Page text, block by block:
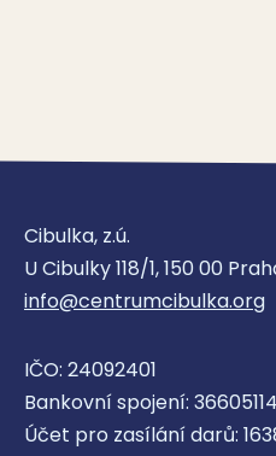
Cibulka, z.ú.
U Cibulky 118/1, 150 00
info@centrumcibulka.org
IČO: 24092401
Bankovní spojení:
Účet pro zasílání darů: